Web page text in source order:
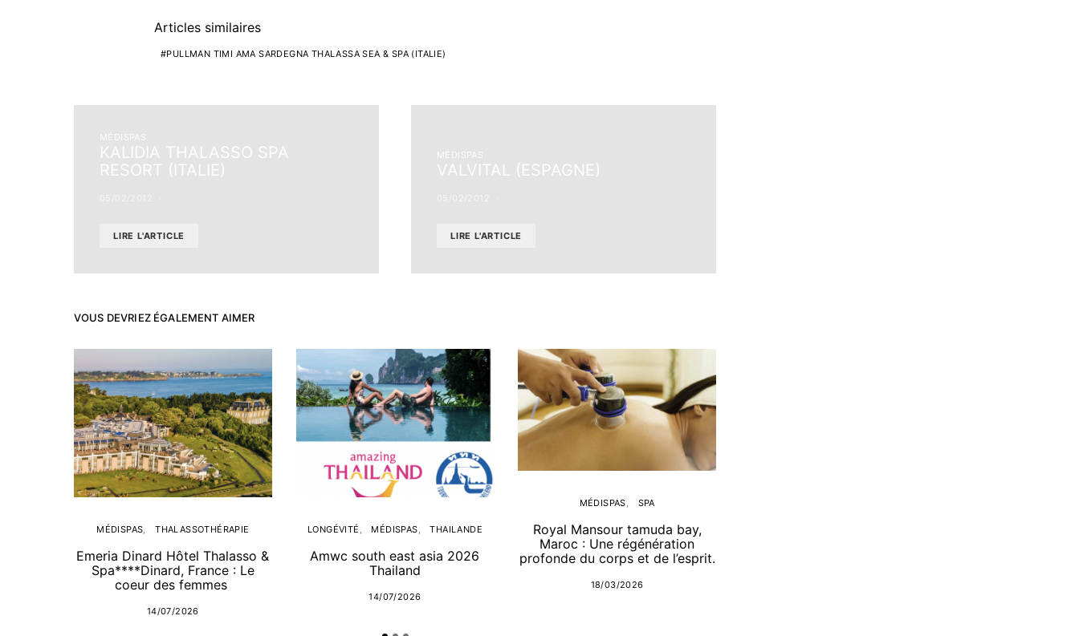
Articles similaires
PULLMAN TIMI AMA SARDEGNA THALASSA SEA & SPA (ITALIE)
MÉDISPAS
KALIDIA THALASSO SPA
RESORT (ITALIE)
LIRE L'ARTICLE
MÉDISPAS
VALVITAL (ESPAGNE)
LIRE L'ARTICLE
VOUS DEVRIEZ ÉGALEMENT AIMER
MÉDISPAS THALASSOTHÉRAPIE
Emeria Dinard Hôtel Thalasso &
Spa****Dinard, France : Le
coeur des femmes
14/07/2026
LONGÉVITÉ MÉDISPAS THAILANDE
Amwc south east asia 2026
Thailand
14/07/2026
MÉDISPAS SPA
Royal Mansour tamuda bay,
Maroc : Une régénération
profonde du corps et de l’esprit.
18/03/2026